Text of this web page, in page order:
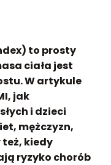
to prosty
ciała jest
W artykule
jak
i dzieci
mężczyzn,
też, kiedy
ryzyko chorób